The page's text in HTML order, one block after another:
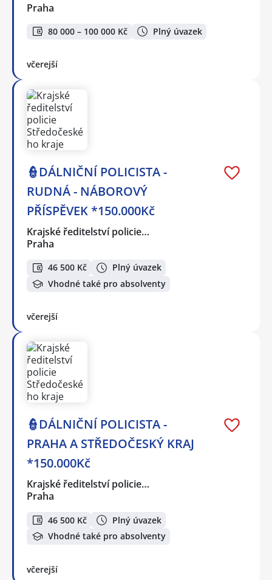
Praha
80 000 – 100 000 Kč Plný úvazek
včerejší
👮DÁLNIČNÍ POLICISTA -
RUDNÁ - NÁBOROVÝ
PŘÍSPĚVEK *150.000Kč
Krajské ředitelství policie…
Praha
46 500 Kč
Plný úvazek
Vhodné také pro absolventy
včerejší
👮DÁLNIČNÍ POLICISTA -
PRAHA A STŘEDOČESKÝ KRAJ
*150.000Kč
Krajské ředitelství policie…
Praha
46 500 Kč
Plný úvazek
Vhodné také pro absolventy
včerejší